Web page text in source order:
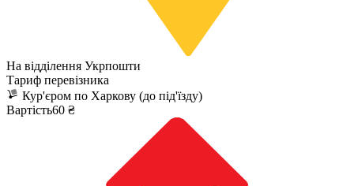
На відділення Укрпошти
Тариф перевізника
Кур'єром по Харкову (до під'їзду)
Вартість60 ₴